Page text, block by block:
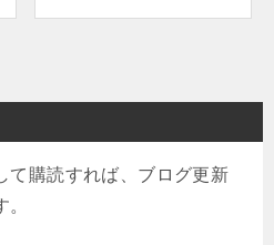
て購読すれば、ブログ更新